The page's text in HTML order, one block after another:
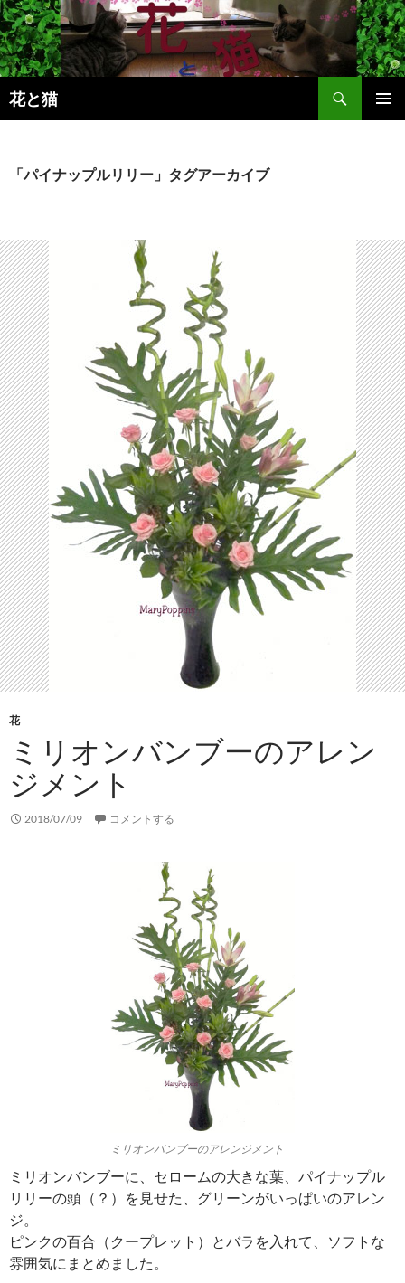
コ
ン
テ
ン
ツ
へ
花と猫
検
索
「パイナップルリリー」タグアーカイブ
花
ミリオンバンブーのアレン
ジメント
2018/07/09 コメントする
ミリオンバンブーのアレンジメント
ミリオンバンブーに、セロームの大きな葉、パイナップル
リリーの頭（？）を見せた、グリーンがいっぱいのアレン
ジ。
ピンクの百合（クープレット）とバラを入れて、ソフトな
雰囲気にまとめました。